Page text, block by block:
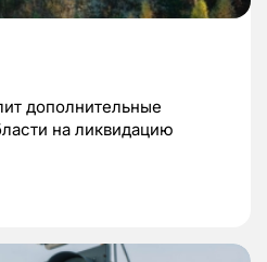
дополнительные
на ликвидацию